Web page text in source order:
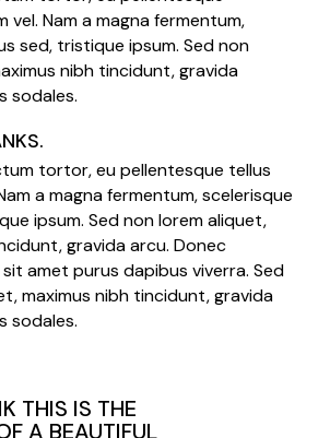
vel. Nam a magna fermentum,
sed, tristique ipsum. Sed non
nibh tincidunt, gravida
sodales.
tortor, eu pellentesque tellus
a magna fermentum, scelerisque
ipsum. Sed non lorem aliquet,
gravida arcu. Donec
amet purus dapibus viverra. Sed
maximus nibh tincidunt, gravida
sodales.
THIS IS THE
A BEAUTIFUL